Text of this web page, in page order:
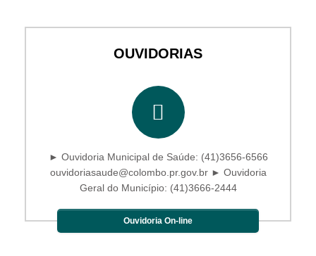
OUVIDORIAS
► Ouvidoria Municipal de Saúde: (41)3656-6566
ouvidoriasaude@colombo.pr.gov.br ► Ouvidoria
Geral do Município: (41)3666-2444
Ouvidoria On-line